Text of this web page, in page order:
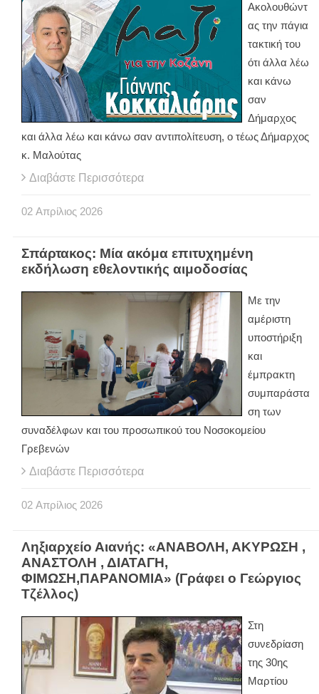
Ακολουθώντ
ας την πάγια
τακτική του
ότι άλλα λέω
και κάνω
σαν
Δήμαρχος
και άλλα λέω και κάνω σαν αντιπολίτευση, ο τέως Δήμαρχος
κ. Μαλούτας
Διαβάστε Περισσότερα
02 Απρίλιος 2026
Σπάρτακος: Μία ακόμα επιτυχημένη
εκδήλωση εθελοντικής αιμοδοσίας
Με την
αμέριστη
υποστήριξη
και
έμπρακτη
συμπαράστα
ση των
συναδέλφων και του προσωπικού του Νοσοκομείου
Γρεβενών
Διαβάστε Περισσότερα
02 Απρίλιος 2026
Ληξιαρχείο Αιανής: «ΑΝΑΒΟΛΗ, ΑΚΥΡΩΣΗ ,
ΑΝΑΣΤΟΛΗ , ΔΙΑΤΑΓΗ,
ΦΙΜΩΣΗ,ΠΑΡΑΝΟΜΙΑ» (Γράφει ο Γεώργιος
Τζέλλος)
Στη
συνεδρίαση
της 30ης
Μαρτίου